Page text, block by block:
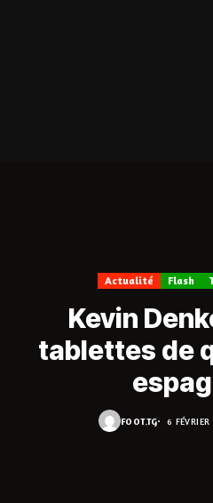
Actualité Flash
Kevin
tablettes de
FOOT.TG 6